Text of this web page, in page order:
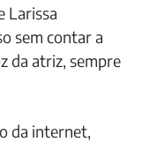
Larissa
sem contar a
da atriz, sempre
da internet,